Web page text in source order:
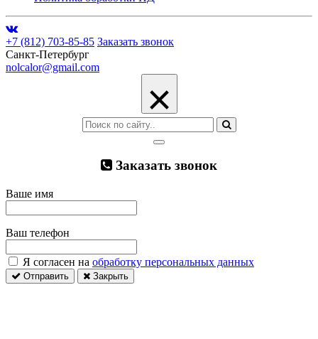
+7 (812) 703-85-85 Заказать звонок
Санкт-Петербург
nolcalor@gmail.com
×
Заказать звонок
Ваше имя
Ваш телефон
Я согласен на обработку персональных данных
Отправить Закрыть